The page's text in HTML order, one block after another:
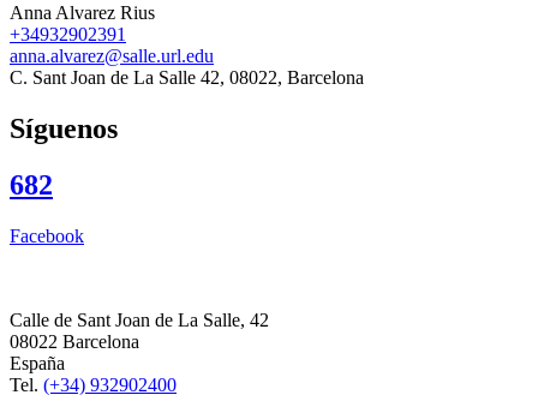
Anna Alvarez Rius
+34932902391
anna.alvarez@salle.url.edu
C. Sant Joan de La Salle 42, 08022, Barcelona
Síguenos
682
Facebook
Calle de Sant Joan de La Salle, 42
08022 Barcelona
España
Tel. (+34) 932902400